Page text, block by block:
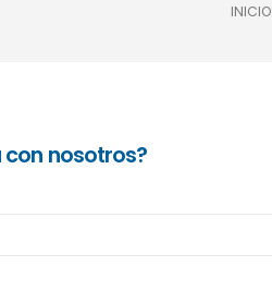
INICIO
con nosotros?